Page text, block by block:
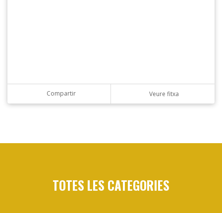
Compartir Veure fitxa
TOTES LES CATEGORIES